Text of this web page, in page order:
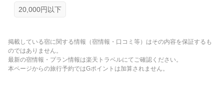
20,000円以下
掲載している宿に関する情報（宿情報・口コミ等）はその内容を保証するも
のではありません。
最新の宿情報・プラン情報は楽天トラベルにてご確認ください。
本ページからの旅行予約ではGポイントは加算されません。